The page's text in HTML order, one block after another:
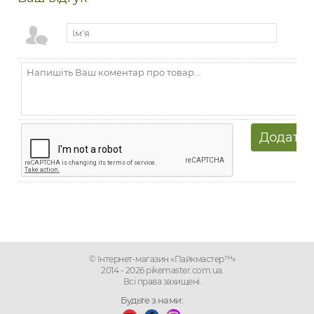
© Інтернет-магазин «Пайкмастер™»
2014 - 2026 pikemaster.com.ua.
Всі права захищені.
Будьте з нами: